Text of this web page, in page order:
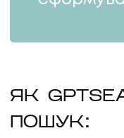
ЯК
ПОШУК:
ПРО